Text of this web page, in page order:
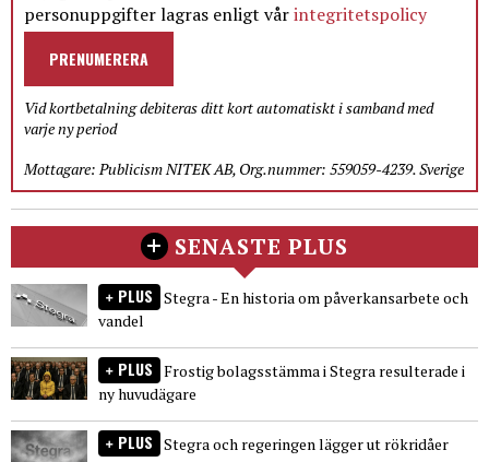
personuppgifter lagras enligt vårintegritetspolicy
PRENUMERERA
Vid kortbetalning debiteras ditt kort automatiskt i samband med
varje ny period
Mottagare: Publicism NITEK AB, Org.nummer: 559059-4239. Sverige
SENASTE PLUS
PLUS Stegra - En historia om påverkansarbete och
vandel
PLUS Frostig bolagsstämma i Stegra resulterade i
ny huvudägare
PLUS Stegra och regeringen lägger ut rökridåer